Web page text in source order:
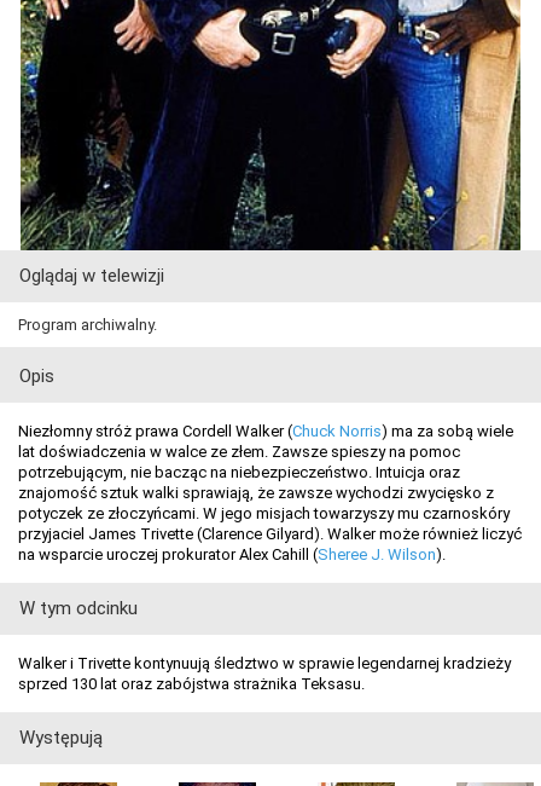
Oglądaj w telewizji
Program archiwalny.
Opis
Niezłomny stróż prawa Cordell Walker (Chuck Norris) ma za sobą wiele
lat doświadczenia w walce ze złem. Zawsze spieszy na pomoc
potrzebującym, nie bacząc na niebezpieczeństwo. Intuicja oraz
znajomość sztuk walki sprawiają, że zawsze wychodzi zwycięsko z
potyczek ze złoczyńcami. W jego misjach towarzyszy mu czarnoskóry
przyjaciel James Trivette (Clarence Gilyard). Walker może również liczyć
na wsparcie uroczej prokurator Alex Cahill (Sheree J. Wilson).
W tym odcinku
Walker i Trivette kontynuują śledztwo w sprawie legendarnej kradzieży
sprzed 130 lat oraz zabójstwa strażnika Teksasu.
Występują